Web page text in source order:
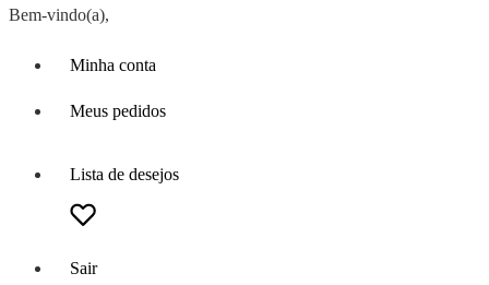
Bem-vindo(a),
Minha conta
Meus pedidos
Lista de desejos
Sair